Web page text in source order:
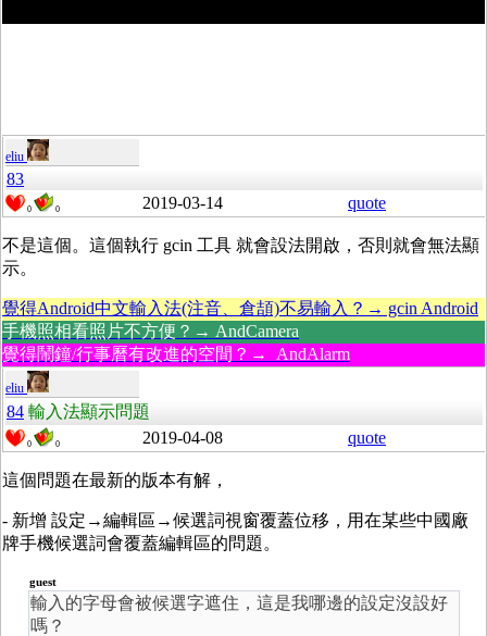
eliu
83
0 0 2019-03-14 quote
不是這個。這個執行 gcin 工具 就會設法開啟，否則就會無法顯
示。
覺得Android中文輸入法(注音、倉頡)不易輸入？→ gcin Android
手機照相看照片不方便？→ AndCamera
覺得鬧鐘/行事曆有改進的空間？→ AndAlarm
eliu
84 輸入法顯示問題
0 0 2019-04-08 quote
這個問題在最新的版本有解，
- 新增 設定→編輯區→候選詞視窗覆蓋位移，用在某些中國廠
牌手機候選詞會覆蓋編輯區的問題。
guest
輸入的字母會被候選字遮住，這是我哪邊的設定沒設好
嗎？